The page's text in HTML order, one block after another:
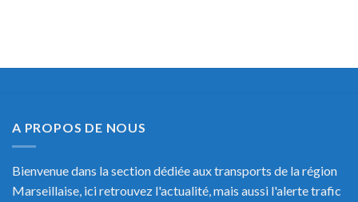
A PROPOS DE NOUS
Bienvenue dans la section dédiée aux transports de la région
Marseillaise, ici retrouvez l'actualité, mais aussi l'alerte trafic